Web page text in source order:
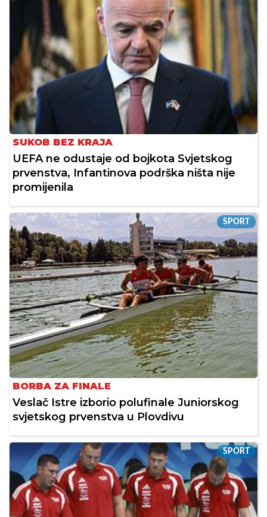
SUKOB BEZ KRAJA
UEFA ne odustaje od bojkota Svjetskog
prvenstva, Infantinova podrška ništa nije
promijenila
SPORT
BORBA ZA FINALE
Veslač Istre izborio polufinale Juniorskog
svjetskog prvenstva u Plovdivu
SPORT